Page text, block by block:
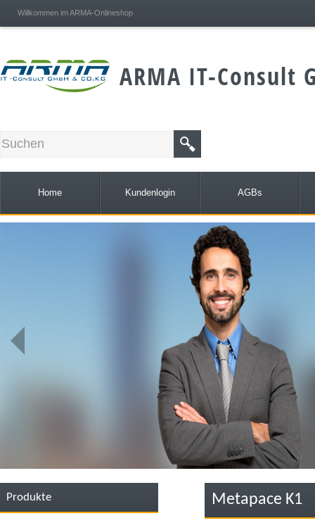
Willkommen im ARMA-Onlineshop
ARMA IT-Consult
Home Kundenlogin AGBs
Produkte Metapace K1